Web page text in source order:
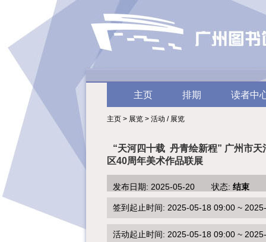
主页 排期 读者中
主页 > 展览 > 活动 / 展览
“天河四十载 丹青绘新程” 广州市天
区40周年美术作品联展
发布日期: 2025-05-20 状态: 结束
签到起止时间: 2025-05-18 09:00 ~
活动起止时间: 2025-05-18 09:00 ~